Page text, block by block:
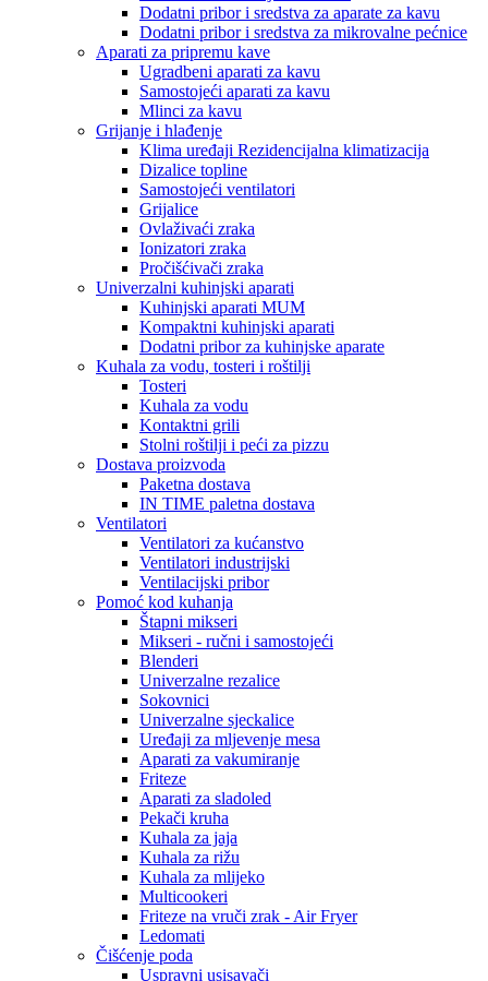
Dodatni pribor i sredstva za aparate za kavu
Dodatni pribor i sredstva za mikrovalne pećnice
Aparati za pripremu kave
Ugradbeni aparati za kavu
Samostojeći aparati za kavu
Mlinci za kavu
Grijanje i hlađenje
Klima uređaji Rezidencijalna klimatizacija
Dizalice topline
Samostojeći ventilatori
Grijalice
Ovlaživaći zraka
Ionizatori zraka
Pročišćivači zraka
Univerzalni kuhinjski aparati
Kuhinjski aparati MUM
Kompaktni kuhinjski aparati
Dodatni pribor za kuhinjske aparate
Kuhala za vodu, tosteri i roštilji
Tosteri
Kuhala za vodu
Kontaktni grili
Stolni roštilji i peći za pizzu
Dostava proizvoda
Paketna dostava
IN TIME paletna dostava
Ventilatori
Ventilatori za kućanstvo
Ventilatori industrijski
Ventilacijski pribor
Pomoć kod kuhanja
Štapni mikseri
Mikseri - ručni i samostojeći
Blenderi
Univerzalne rezalice
Sokovnici
Univerzalne sjeckalice
Uređaji za mljevenje mesa
Aparati za vakumiranje
Friteze
Aparati za sladoled
Pekači kruha
Kuhala za jaja
Kuhala za rižu
Kuhala za mlijeko
Multicookeri
Friteze na vruči zrak - Air Fryer
Ledomati
Čišćenje poda
Uspravni usisavači